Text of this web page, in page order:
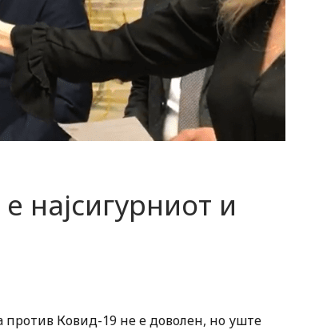
најсигурниот и
против Ковид-19 не е доволен, но уште